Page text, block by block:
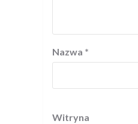
Nazwa *
Witryna